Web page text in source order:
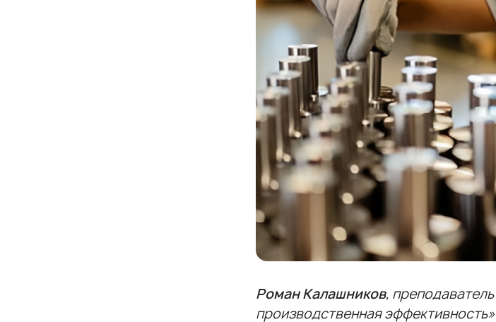
Роман Калашников,
производственная эффективность»